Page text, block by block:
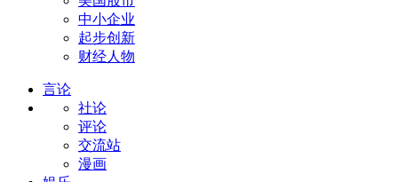
中小企业
起步创新
财经人物
言论
社论
评论
交流站
漫画